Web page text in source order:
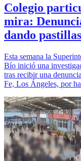
Colegio
mira:
dando
Esta semana la
Bío inició una
tras recibir una
Fe, Los Ángeles, por